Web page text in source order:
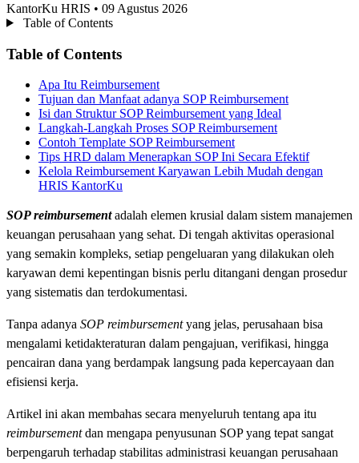
KantorKu HRIS • 09 Agustus 2026
Table of Contents
Table of Contents
Apa Itu Reimbursement
Tujuan dan Manfaat adanya SOP Reimbursement
Isi dan Struktur SOP Reimbursement yang Ideal
Langkah-Langkah Proses SOP Reimbursement
Contoh Template SOP Reimbursement
Tips HRD dalam Menerapkan SOP Ini Secara Efektif
Kelola Reimbursement Karyawan Lebih Mudah dengan
HRIS KantorKu
SOP reimbursementadalah elemen krusial dalam sistem manajemen
keuangan perusahaan yang sehat. Di tengah aktivitas operasional
yang semakin kompleks, setiap pengeluaran yang dilakukan oleh
karyawan demi kepentingan bisnis perlu ditangani dengan prosedur
yang sistematis dan terdokumentasi.
Tanpa adanya SOP reimbursementyang jelas, perusahaan bisa
mengalami ketidakteraturan dalam pengajuan, verifikasi, hingga
pencairan dana yang berdampak langsung pada kepercayaan dan
efisiensi kerja.
Artikel ini akan membahas secara menyeluruh tentang apa itu
reimbursementdan mengapa penyusunan SOP yang tepat sangat
berpengaruh terhadap stabilitas administrasi keuangan perusahaan